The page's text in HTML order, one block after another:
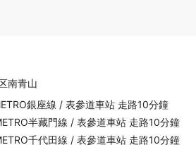
南青山
銀座線 / 表參道車站 走路10分鐘
半藏門線 / 表參道車站 走路10分鐘
千代田線 / 表參道車站 走路10分鐘